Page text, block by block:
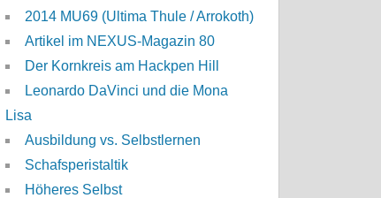
2014 MU69 (Ultima Thule / Arrokoth)
Artikel im NEXUS-Magazin 80
Der Kornkreis am Hackpen Hill
Leonardo DaVinci und die Mona
Lisa
Ausbildung vs. Selbstlernen
Schafsperistaltik
Höheres Selbst